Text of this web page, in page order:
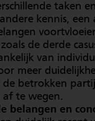
taken
kennis, een
de derde
van
meer
betrokken
af te wegen.
belangen en